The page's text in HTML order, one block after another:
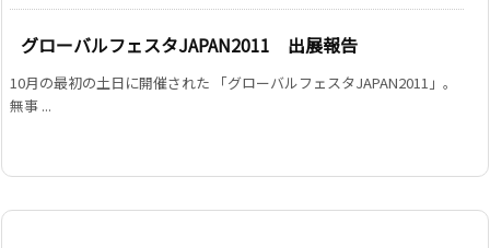
グローバルフェスタJAPAN2011 出展報告
10月の最初の土日に開催された 「グローバルフェスタJAPAN2011」。
無事 ...